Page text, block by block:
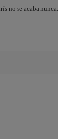
no se acaba nunca.